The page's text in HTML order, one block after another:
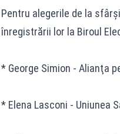
Pentru alegerile de la
înregistrării lor la Biroul
* George Simion - Alianţa
* Elena Lasconi - Uniunea